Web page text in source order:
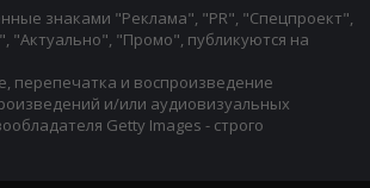
знаками "Реклама", "PR", "Спецпроект",
"Актуально", "Промо", публикуются на
перепечатка и воспроизведение
и/или аудиовизуальных
Getty Images - строго